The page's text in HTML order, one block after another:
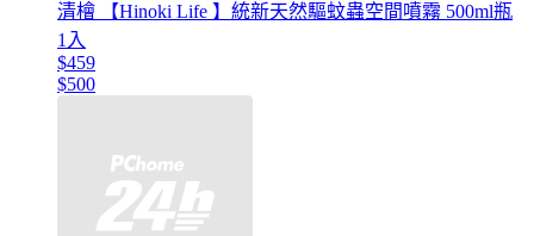
清檜 【Hinoki Life 】統新天然驅蚊蟲空間噴霧 500ml瓶
1入
$459
$500